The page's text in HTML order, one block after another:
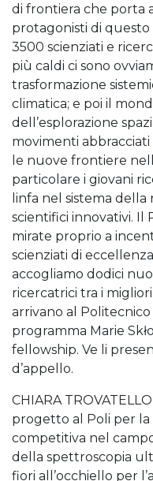
di frontiera che porta
protagonisti di questo
3500 scienziati e
più caldi ci sono
trasformazione
climatica; e poi il
dell’esplorazione
movimenti abbracciati
le nuove frontiere
particolare i giovani
linfa nel sistema
scientifici innovativi. Il
mirate proprio a
scienziati di
accogliamo dodici
ricercatrici tra i
arrivano al Politecnico
programma Marie
fellowship. Ve li
d’appello.
CHIARA
progetto al Poli per
competitiva nel
della spettroscopia
fiori all’occhiello per